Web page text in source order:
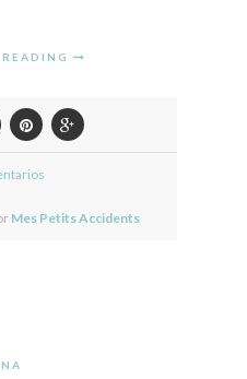
Mes Petits Accidents